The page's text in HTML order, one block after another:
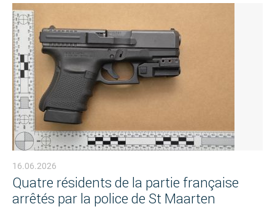
16.06.2026
Quatre résidents de la partie française
arrêtés par la police de St Maarten